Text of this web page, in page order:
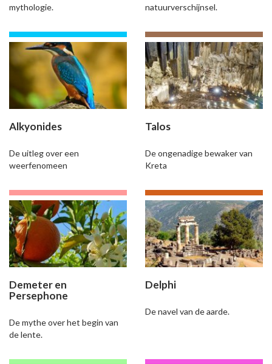
mythologie.
natuurverschijnsel.
Alkyonides
De uitleg over een
weerfenomeen
Talos
De ongenadige bewaker van
Kreta
Demeter en
Persephone
De mythe over het begin van
de lente.
Delphi
De navel van de aarde.